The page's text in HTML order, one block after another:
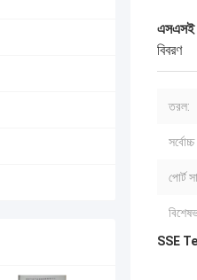
এসএসই
বিবরণ
তরল:
পোর্ট
SSE